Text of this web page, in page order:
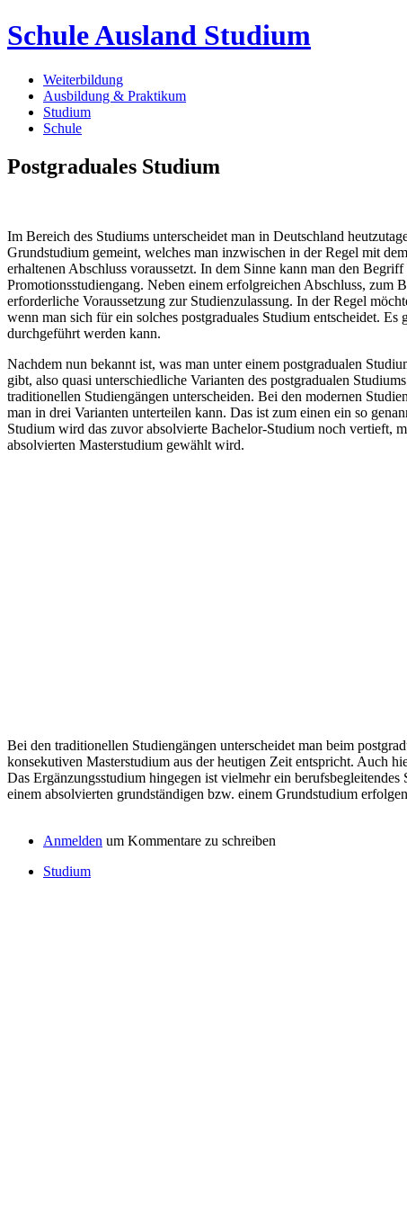
Schule Ausland Studium
Weiterbildung
Ausbildung & Praktikum
Studium
Schule
Postgraduales Studium
Im Bereich des Studiums unterscheidet man in Deutschland
Grundstudium gemeint, welches man inzwischen in der Regel mit
erhaltenen Abschluss voraussetzt. In dem Sinne kann man den
Promotionsstudiengang. Neben einem erfolgreichen Abschluss, zum
erforderliche Voraussetzung zur Studienzulassung. In der Regel
wenn man sich für ein solches postgraduales Studium entscheidet.
durchgeführt werden kann.
Nachdem nun bekannt ist, was man unter einem postgradualen
gibt, also quasi unterschiedliche Varianten des postgradualen
traditionellen Studiengängen unterscheiden. Bei den modernen
man in drei Varianten unterteilen kann. Das ist zum einen ein so
Studium wird das zuvor absolvierte Bachelor-Studium noch vertieft,
absolvierten Masterstudium gewählt wird.
Bei den traditionellen Studiengängen unterscheidet man beim
konsekutiven Masterstudium aus der heutigen Zeit entspricht. Auch
Das Ergänzungsstudium hingegen ist vielmehr ein
einem absolvierten grundständigen bzw. einem Grundstudium
Anmelden um Kommentare zu schreiben
Studium